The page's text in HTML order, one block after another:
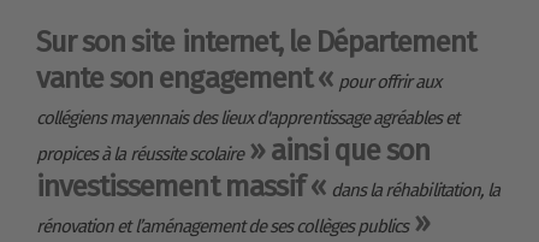
Sur son site internet, le Département
vante son engagement « pour offrir aux
collégiens mayennais des lieux d'apprentissage agréables et
propices à la réussite scolaire» ainsi que son
investissement massif « dans la réhabilitation, la
rénovation et l’aménagement de ses collèges publics»